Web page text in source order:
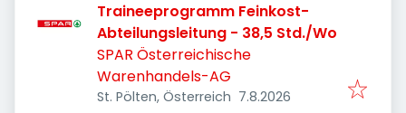
Traineeprogramm Feinkost-
Abteilungsleitung - 38,5 Std./Wo
SPAR Österreichische
Warenhandels-AG
St. Pölten, Österreich Veröffentlicht
7.8.2026